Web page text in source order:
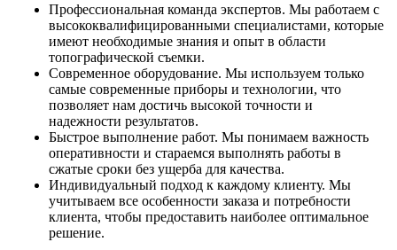
Профессиональная команда экспертов. Мы работаем с
высококвалифицированными специалистами, которые
имеют необходимые знания и опыт в области
топографической съемки.
Современное оборудование. Мы используем только
самые современные приборы и технологии, что
позволяет нам достичь высокой точности и
надежности результатов.
Быстрое выполнение работ. Мы понимаем важность
оперативности и стараемся выполнять работы в
сжатые сроки без ущерба для качества.
Индивидуальный подход к каждому клиенту. Мы
учитываем все особенности заказа и потребности
клиента, чтобы предоставить наиболее оптимальное
решение.